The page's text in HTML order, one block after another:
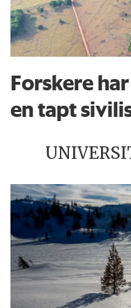
Forskere
en tapt